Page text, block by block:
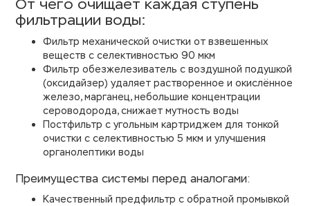
От чего очищает каждая ступень
фильтрации воды:
Фильтр механической очистки от взвешенных
веществ с селективностью 90 мкм
Фильтр обезжелезиватель с воздушной подушкой
(оксидайзер) удаляет растворенное и окислённое
железо, марганец, небольшие концентрации
сероводорода, снижает мутность воды
Постфильтр с угольным картриджем для тонкой
очистки с селективностью 5 мкм и улучшения
органолептики воды
Преимущества системы перед аналогами:
Качественный предфильтр с обратной промывкой